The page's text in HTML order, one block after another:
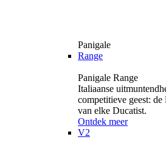
Panigale
Range
Panigale Range
Italiaanse
competitieve geest:
van elke Ducatist.
Ontdek meer
V2